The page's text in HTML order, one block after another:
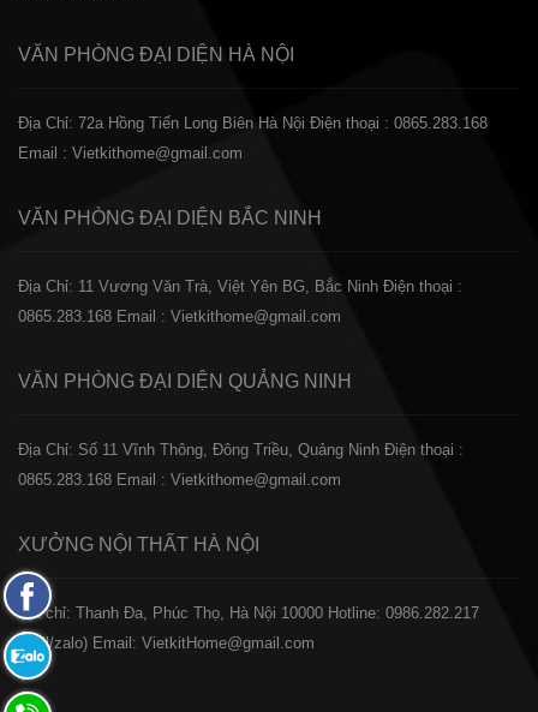
VĂN PHÒNG ĐẠI DIỆN HÀ NỘI
Địa Chỉ: 72a Hồng Tiến Long Biên Hà Nội Điện thoại : 0865.283.168
Email : Vietkithome@gmail.com
VĂN PHÒNG ĐẠI DIỆN BẮC NINH
Địa Chỉ: 11 Vương Văn Trà, Việt Yên BG, Bắc Ninh Điện thoại :
0865.283.168 Email : Vietkithome@gmail.com
VĂN PHÒNG ĐẠI DIỆN QUẢNG NINH
Địa Chỉ: Số 11 Vĩnh Thông, Đông Triều, Quảng Ninh Điện thoại :
0865.283.168 Email : Vietkithome@gmail.com
XƯỞNG NỘI THẤT HÀ NỘI
️Địa chỉ: Thanh Đa, Phúc Thọ, Hà Nội 10000 Hotline: 0986.282.217
(Call/zalo) Email: VietkitHome@gmail.com
Fanpage
Facebook
Zalo:
0865.283.168